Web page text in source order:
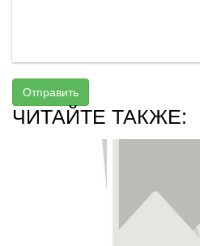
Отправить
ЧИТАЙТЕ ТАКЖЕ: